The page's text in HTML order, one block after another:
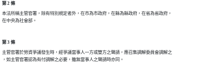
第 2 條
本法所稱主管官署，除有特別規定者外，在市為市政府，在縣為縣政府，在省為省政府，
第 3 條
主管官署於勞資爭議發生時，經爭議當事人一方或雙方之聲請，應召集調解委員會調解之
，如主管官署認為有付調解之必要，雖無當事人之聲請時亦同。